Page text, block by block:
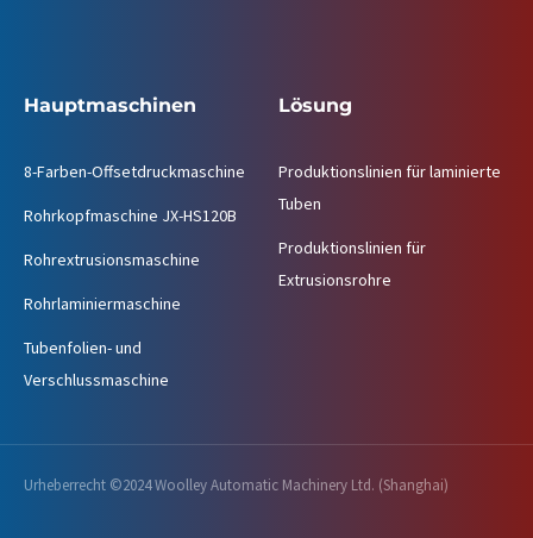
Hauptmaschinen
8-Farben-Offsetdruckmaschine
Rohrkopfmaschine JX-HS120B
Rohrextrusionsmaschine
Rohrlaminiermaschine
Tubenfolien- und
Verschlussmaschine
Lösung
Produktionslinien für laminierte
Tuben
Produktionslinien für
Extrusionsrohre
Urheberrecht ©2024 Woolley Automatic Machinery Ltd. (Shanghai)